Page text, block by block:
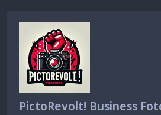
PictoRevolt! Business